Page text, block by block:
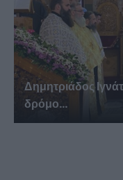
Δημητριάδος
δρόμο...